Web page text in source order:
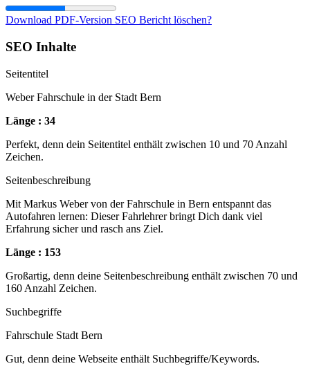
Download PDF-Version SEO Bericht löschen?
SEO Inhalte
Seitentitel
Weber Fahrschule in der Stadt Bern
Länge : 34
Perfekt, denn dein Seitentitel enthält zwischen 10 und 70 Anzahl
Zeichen.
Seitenbeschreibung
Mit Markus Weber von der Fahrschule in Bern entspannt das
Autofahren lernen: Dieser Fahrlehrer bringt Dich dank viel
Erfahrung sicher und rasch ans Ziel.
Länge : 153
Großartig, denn deine Seitenbeschreibung enthält zwischen 70 und
160 Anzahl Zeichen.
Suchbegriffe
Fahrschule Stadt Bern
Gut, denn deine Webseite enthält Suchbegriffe/Keywords.